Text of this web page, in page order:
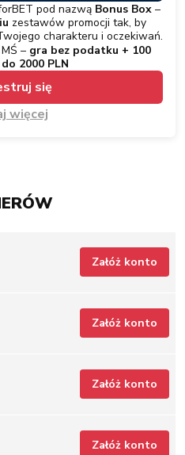
pod nazwą Bonus Box–
zestawów promocji tak, by
charakteru i oczekiwań.
– gra bez podatku + 100
2000 PLN
się
więcej
Załóż konto
Załóż konto
Załóż konto
Załóż konto